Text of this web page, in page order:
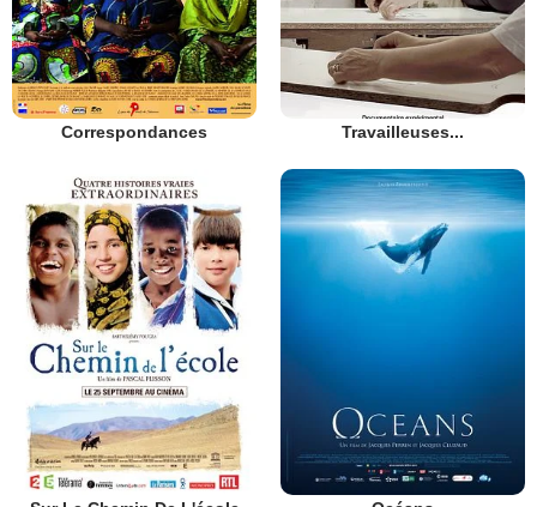
Correspondances Travailleuses...